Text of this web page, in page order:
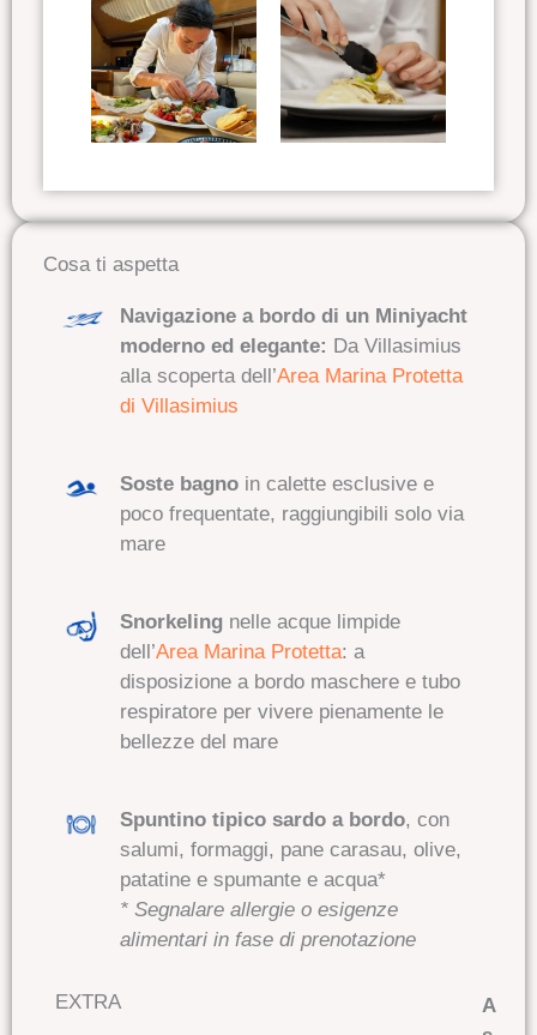
Cosa ti aspetta
Navigazione a bordo di un Miniyacht
moderno ed elegante: Da Villasimius
alla scoperta dell’Area Marina Protetta
di Villasimius
Soste bagno in calette esclusive e
poco frequentate, raggiungibili solo via
mare
Snorkelingnelle acque limpide
dell’Area Marina Protetta: a
disposizione a bordo maschere e tubo
respiratore per vivere pienamente le
bellezze del mare
Spuntino tipico sardo a bordo, con
salumi, formaggi, pane carasau, olive,
patatine e spumante e acqua*
* Segnalare allergie o esigenze
alimentari in fase di prenotazione
EXTRA
A